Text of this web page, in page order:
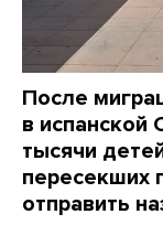
После
в испанской
тысячи
пересекших
отправить